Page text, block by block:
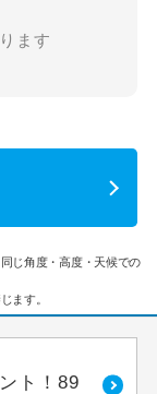
ます
じ角度・高度・天候での
ます。
ト！89